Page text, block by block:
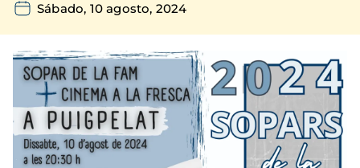
Sábado, 10 agosto, 2024